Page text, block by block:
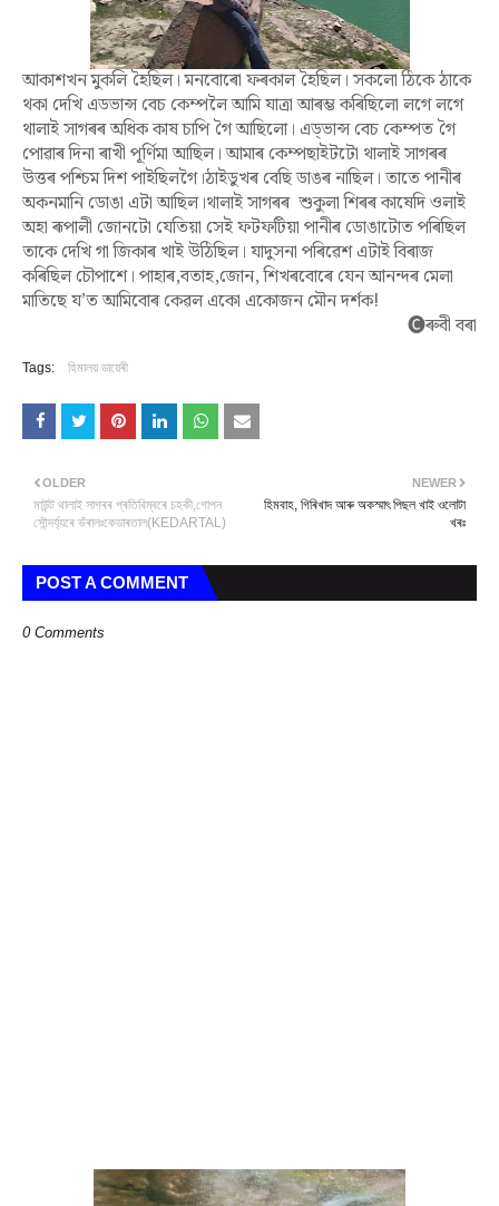
আকাশখন মুকলি হৈছিল। মনবোৰো ফৰকাল হৈছিল। সকলো ঠিকে ঠাকে
থকা দেখি এডভান্স বেচ কেম্পলৈ আমি যাত্ৰা আৰম্ভ কৰিছিলো লগে লগে
থালাই সাগৰৰ অধিক কাষ চাপি গৈ আছিলো। এড্ভান্স বেচ কেম্পত গৈ
পোৱাৰ দিনা ৰাখী পূৰ্ণিমা আছিল। আমাৰ কেম্পছাইটটো থালাই সাগৰৰ
উত্তৰ পশ্চিম দিশ পাইছিলগৈ।ঠাইডুখৰ বেছি ডাঙৰ নাছিল। তাতে পানীৰ
অকনমানি ডোঙা এটা আছিল।থালাই সাগৰৰ শুকুলা শিৰৰ কাষেদি ওলাই
অহা ৰূপালী জোনটো যেতিয়া সেই ফটফটিয়া পানীৰ ডোঙাটোত পৰিছিল
তাকে দেখি গা জিকাৰ খাই উঠিছিল। যাদুসনা পৰিৱেশ এটাই বিৰাজ
কৰিছিল চৌপাশে। পাহাৰ,বতাহ,জোন, শিখৰবোৰে যেন আনন্দৰ মেলা
মাতিছে য’ত আমিবোৰ কেৱল একো একোজন মৌন দৰ্শক!
🅒ৰুবী বৰা
Tags: হিমালয় ডায়েৰী
NEWER
হিমবাহ, গিৰিখাদ আৰু অকস্মাৎ পিছল খাই ওলোটা
খৰঃ
OLDER
মাউন্ট থালাই সাগৰৰ প্ৰতিবিম্বৰে চহকী,গোপন
সৌন্দৰ্য্যৰে ভঁৰালঃকেডাৰতাল(KEDARTAL)
POST A COMMENT
0 Comments
1 / 5